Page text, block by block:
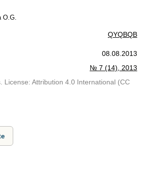
O.G.
QYQBQB
08.08.2013
№ 7 (14), 2013
License: Attribution 4.0 International (CC